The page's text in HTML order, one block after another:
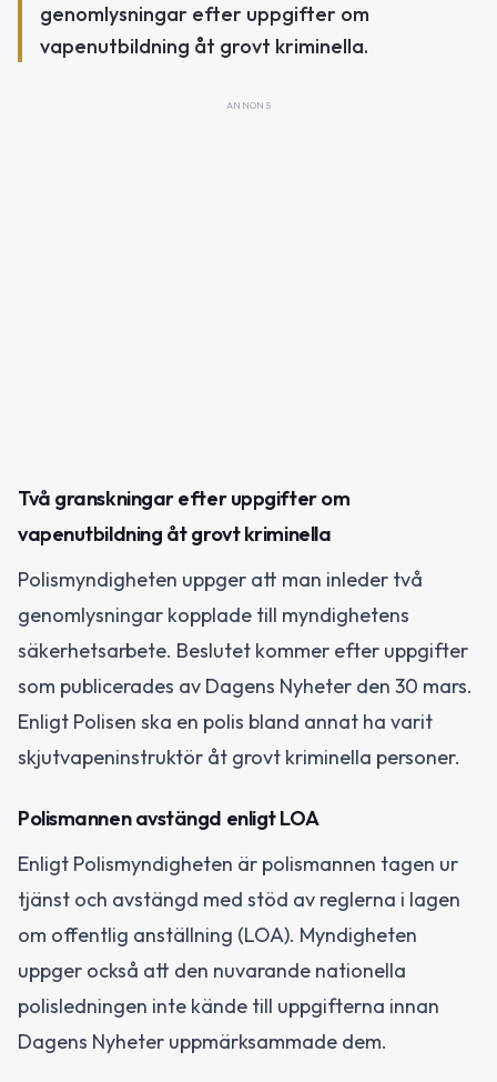
genomlysningar efter uppgifter om
vapenutbildning åt grovt kriminella.
ANNONS
Två granskningar efter uppgifter om
vapenutbildning åt grovt kriminella
Polismyndigheten uppger att man inleder två
genomlysningar kopplade till myndighetens
säkerhetsarbete. Beslutet kommer efter uppgifter
som publicerades av Dagens Nyheter den 30 mars.
Enligt Polisen ska en polis bland annat ha varit
skjutvapeninstruktör åt grovt kriminella personer.
Polismannen avstängd enligt LOA
Enligt Polismyndigheten är polismannen tagen ur
tjänst och avstängd med stöd av reglerna i lagen
om offentlig anställning (LOA). Myndigheten
uppger också att den nuvarande nationella
polisledningen inte kände till uppgifterna innan
Dagens Nyheter uppmärksammade dem.